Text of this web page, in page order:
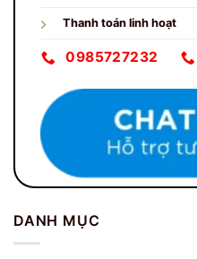
Thanh toán linh hoạt
0985727232
DANH MỤC